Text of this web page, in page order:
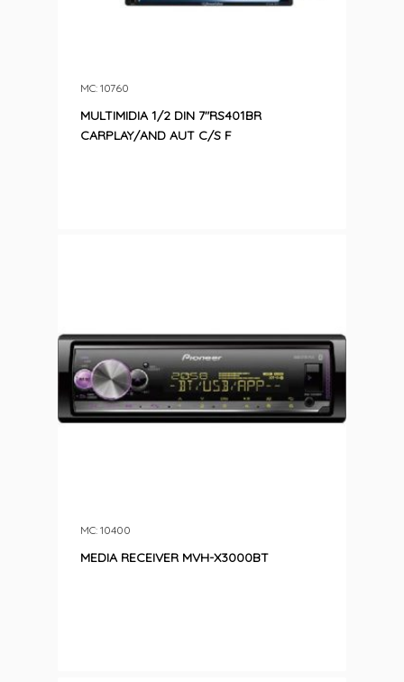
MULTIMIDIA 1/2 DIN 7″RS401BR
CARPLAY/AND AUT C/S F
MC: 10760
MEDIA RECEIVER MVH-X3000BT
MC: 10400